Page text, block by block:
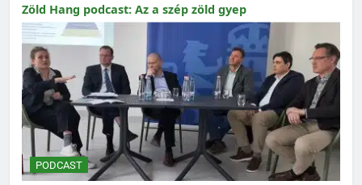
Zöld Hang podcast: Az a szép zöld gyep
PODCAST